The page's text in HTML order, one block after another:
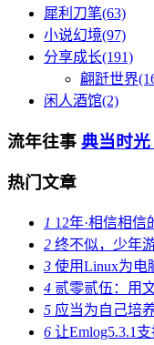
犀利刀笔(63)
小说幻境(97)
分享成长(191)
翩跹世界
闲人酒馆(2)
流年往事 典当时光
热门文章
1 12年·相信相信
2 终不似，少年
3 使用Linux为电
4 贰零贰伍：用
5 应当为自己培
6 让Emlog5.3.1